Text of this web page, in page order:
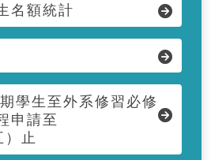
名額統計
學生至外系修習必修
申請至
止